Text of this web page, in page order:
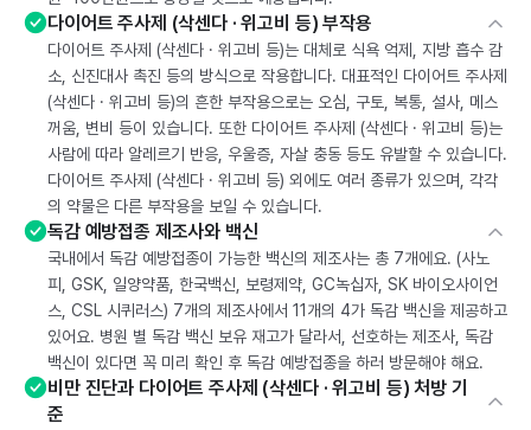
다이어트 주사제 (삭센다 · 위고비 등) 부작용
다이어트 주사제 (삭센다 · 위고비 등)는 대체로 식욕 억제, 지방 흡수 감
소, 신진대사 촉진 등의 방식으로 작용합니다. 대표적인 다이어트 주사제
(삭센다 · 위고비 등)의 흔한 부작용으로는 오심, 구토, 복통, 설사, 메스
꺼움, 변비 등이 있습니다. 또한 다이어트 주사제 (삭센다 · 위고비 등)는
사람에 따라 알레르기 반응, 우울증, 자살 충동 등도 유발할 수 있습니다.
다이어트 주사제 (삭센다 · 위고비 등) 외에도 여러 종류가 있으며, 각각
의 약물은 다른 부작용을 보일 수 있습니다.
독감 예방접종 제조사와 백신
국내에서 독감 예방접종이 가능한 백신의 제조사는 총 7개에요. (사노
피, GSK, 일양약품, 한국백신, 보령제약, GC녹십자, SK 바이오사이언
스, CSL 시퀴러스) 7개의 제조사에서 11개의 4가 독감 백신을 제공하고
있어요. 병원 별 독감 백신 보유 재고가 달라서, 선호하는 제조사, 독감
백신이 있다면 꼭 미리 확인 후 독감 예방접종을 하러 방문해야 해요.
비만 진단과 다이어트 주사제 (삭센다 · 위고비 등) 처방 기
준